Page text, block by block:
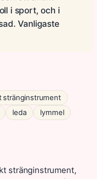
i sport, och i
Vanligaste
stränginstrument
leda lymmel
stränginstrument,